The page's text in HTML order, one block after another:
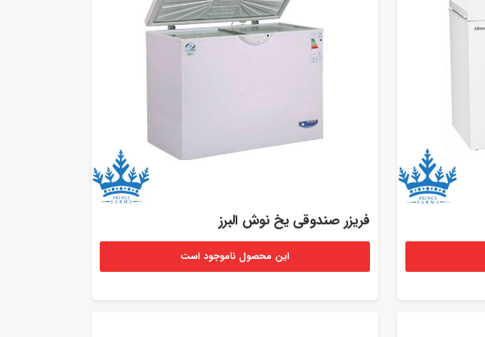
فریزر صندوقی یخ نوش البرز
این محصول ناموجود است